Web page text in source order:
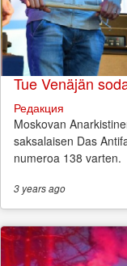
Tue Venäjän
Редакция
Moskovan
saksalaisen Das
numeroa 138 varten.
3 yearsago